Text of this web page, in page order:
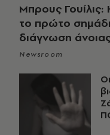
Μπρους
το πρώτο
διάγνωση
Newsroom